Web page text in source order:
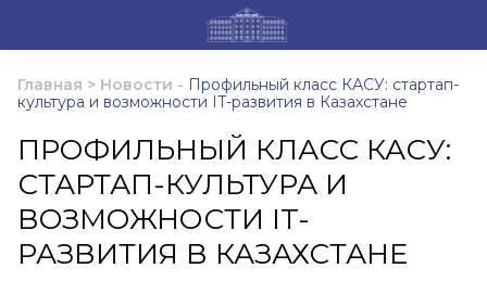
Главная > Новости - Профильный класс КАСУ: стартап-
культура и возможности IT-развития в Казахстане
ПРОФИЛЬНЫЙ КЛАСС КАСУ:
СТАРТАП-КУЛЬТУРА И
ВОЗМОЖНОСТИ IT-
РАЗВИТИЯ В КАЗАХСТАНЕ